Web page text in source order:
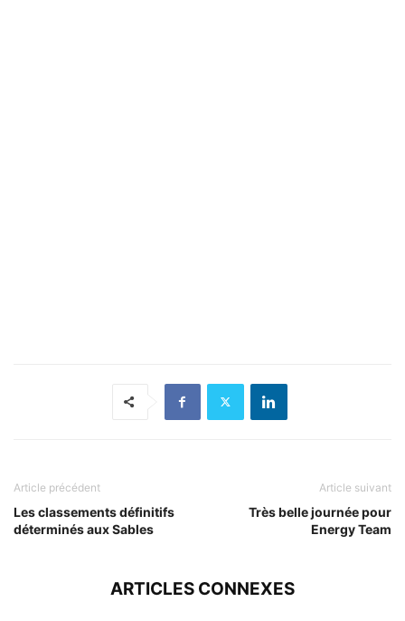
Article précédent
Les classements définitifs
déterminés aux Sables
Article suivant
Très belle journée pour
Energy Team
ARTICLES CONNEXES